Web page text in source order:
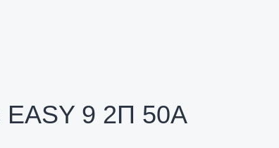
EASY 9 2П 50A